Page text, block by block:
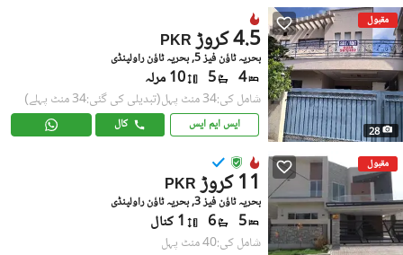
مقبول
28
PKR 4.5 کروڑ
بحریہ ٹاؤن فیز 5, بحریہ ٹاؤن راولپنڈی
4
5 10 مرلہ
شامل کی:34 منٹ پہل (تبدیلی کی گئی:34 منٹ پہلے)
ایس ایم ایس کال
مقبول
PKR 11 کروڑ
بحریہ ٹاؤن فیز 3, بحریہ ٹاؤن راولپنڈی
5
6 1 کنال
شامل کی:40 منٹ پہل